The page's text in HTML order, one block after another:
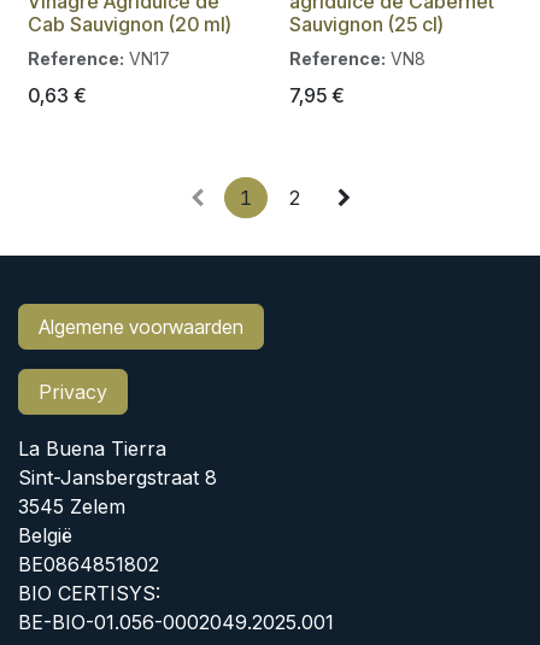
Cab Sauvignon (20 ml)
Reference: VN17
0,63 €
Sauvignon (25 cl)
Reference: VN8
7,95€
1 2
Algemene voorwaarden
Privacy
La Buena Tierra
Sint-Jansbergstraat 8
3545 Zelem
België
BE0864851802
BIO CERTISYS:
BE-BIO-01.056-0002049.2025.001